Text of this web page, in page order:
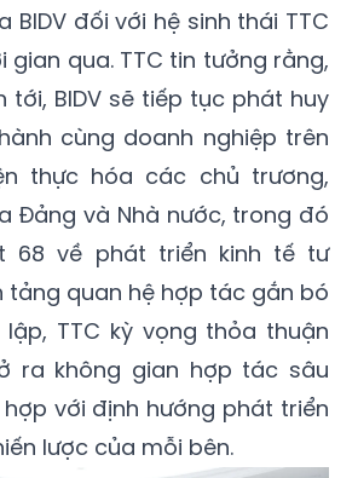
BIDV đối với hệ sinh thái TTC
qua. TTC tin tưởng rằng,
tới, BIDV sẽ tiếp tục phát huy
cùng doanh nghiệp trên
thực hóa các chủ trương,
Đảng và Nhà nước, trong đó
68 về phát triển kinh tế tư
tảng quan hệ hợp tác gắn bó
TTC kỳ vọng thỏa thuận
ra không gian hợp tác sâu
với định hướng phát triển
lược của mỗi bên.